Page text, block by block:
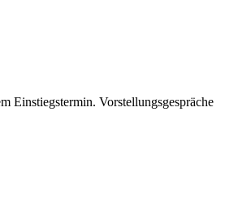
Einstiegstermin. Vorstellungsgespräche